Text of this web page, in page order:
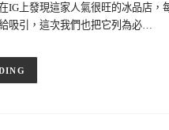
IG上發現這家人氣很旺的冰品店，
吸引，這次我們也把它列為必…